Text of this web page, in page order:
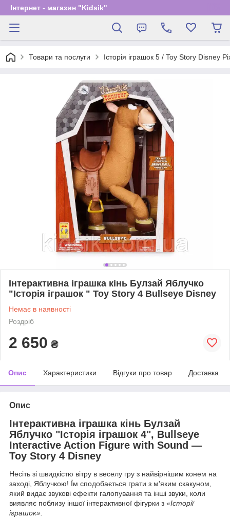
Інтернет - магазин "Kidsik"
Товари та послуги Історія іграшок 5 / Toy Story Disney
Інтерактивна іграшка кінь Булзай Яблучко
"Історія іграшок " Toy Story 4 Bullseye Disney
Немає в наявності
Роздріб
2 650 ₴
Опис Характеристики Відгуки про товар Доставка
Опис
Інтерактивна іграшка кінь Булзай
Яблучко "Історія іграшок 4", Bullseye
Interactive Action Figure with Sound —
Toy Story 4 Disney
Несіть зі швидкістю вітру в веселу гру з найвірнішим конем на
заході, Яблучкою! Їм сподобається грати з м'яким скакуном,
який видає звукові ефекти галопування та інші звуки, коли
виявляє поблизу іншої інтерактивної фігурки з «Історії
іграшок».